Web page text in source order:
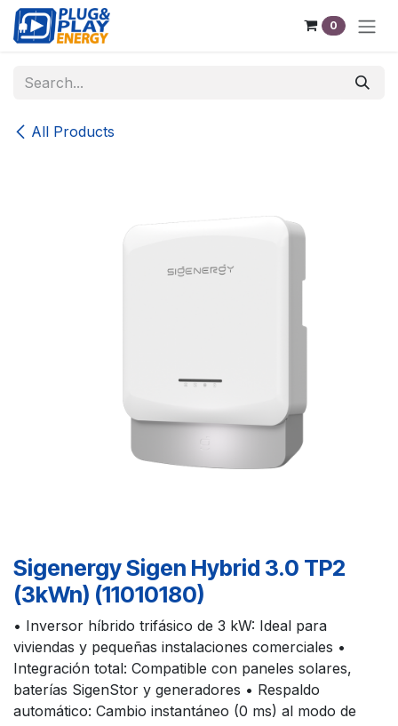
Skip to Content
0
All Products
Sigenergy Sigen Hybrid 3.0 TP2
(3kWn) (11010180)
• Inversor híbrido trifásico de 3 kW: Ideal para
viviendas y pequeñas instalaciones comerciales •
Integración total: Compatible con paneles solares,
baterías SigenStor y generadores • Respaldo
automático: Cambio instantáneo (0 ms) al modo de